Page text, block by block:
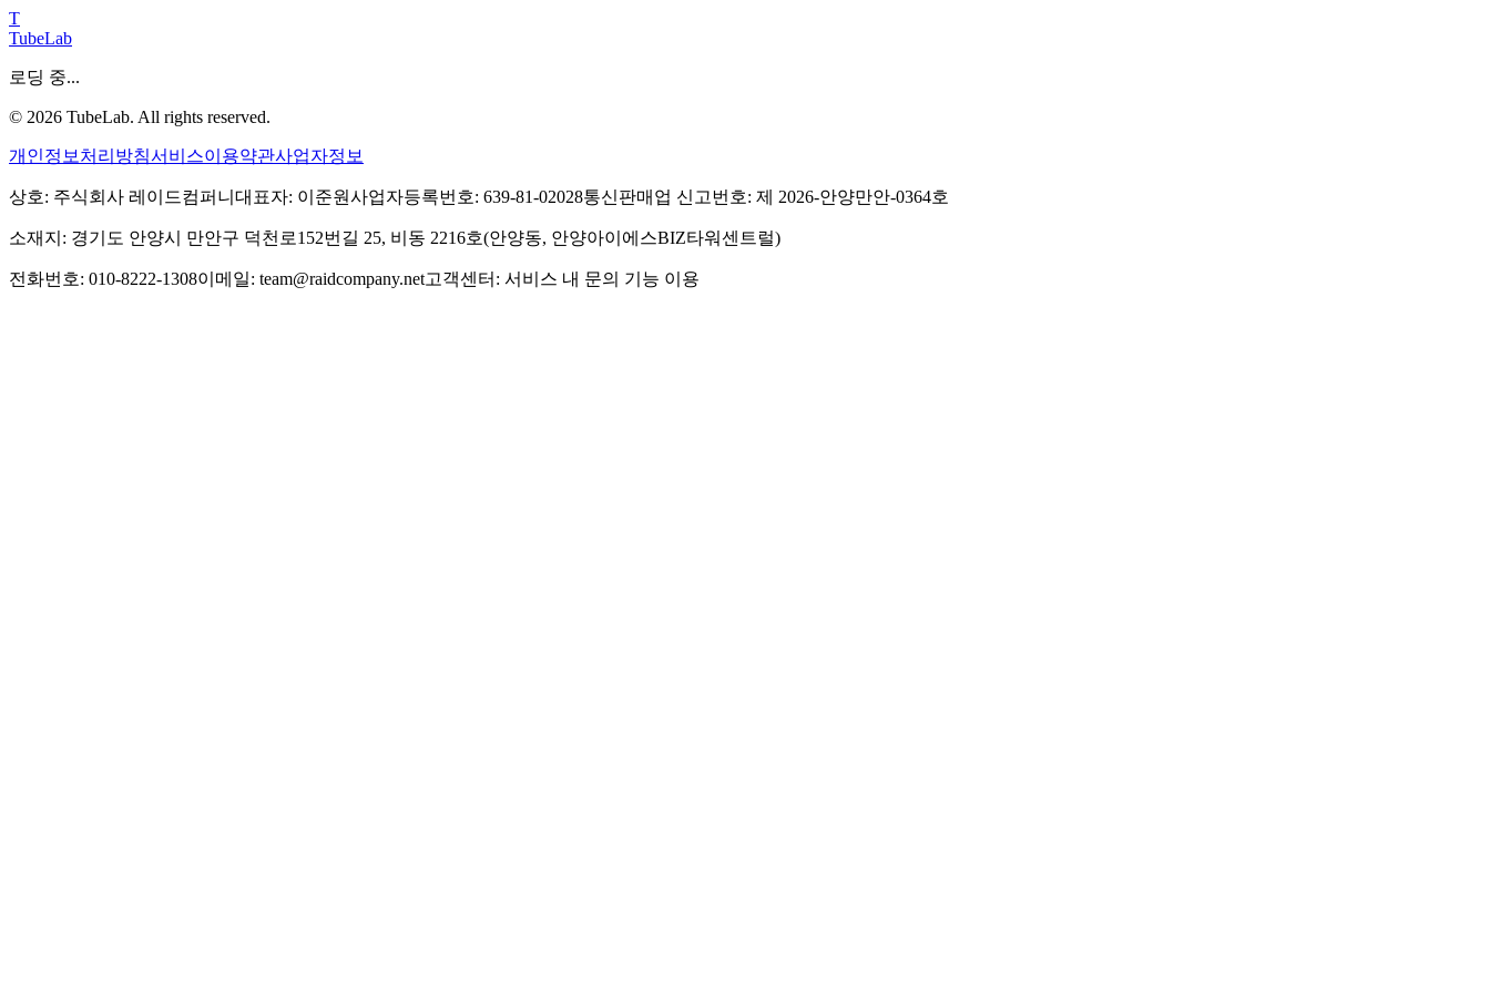
T
TubeLab
로딩 중...
© 2026 TubeLab. All rights reserved.
개인정보처리방침서비스이용약관사업자정보
상호: 주식회사 레이드컴퍼니 대표자: 이준원사업자등록번호: 639-81-02028통신판매업 신고번호: 제 2026-안양만안-0364호
소재지: 경기도 안양시 만안구 덕천로152번길 25, 비동 2216호(안양동, 안양아이에스BIZ타워센트럴)
전화번호: 010-8222-1308이메일: team@raidcompany.net고객센터: 서비스 내 문의 기능 이용